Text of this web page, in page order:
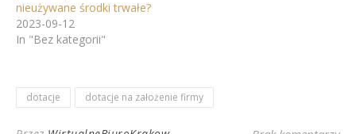
nieużywane środki trwałe?
2023-09-12
In "Bez kategorii"
dotacje dotacje na założenie firmy